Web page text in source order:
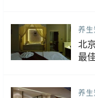
养生
北
最
养生